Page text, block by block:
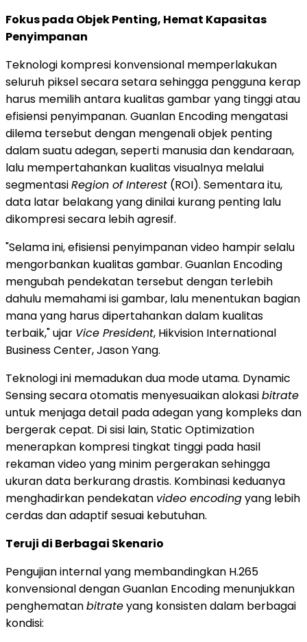
Fokus pada Objek Penting, Hemat Kapasitas
Penyimpanan
Teknologi kompresi konvensional memperlakukan
seluruh piksel secara setara sehingga pengguna kerap
harus memilih antara kualitas gambar yang tinggi atau
efisiensi penyimpanan. Guanlan Encoding mengatasi
dilema tersebut dengan mengenali objek penting
dalam suatu adegan, seperti manusia dan kendaraan,
lalu mempertahankan kualitas visualnya melalui
segmentasiRegion of Interest (ROI). Sementara itu,
data latar belakang yang dinilai kurang penting lalu
dikompresi secara lebih agresif.
"Selama ini, efisiensi penyimpanan video hampir selalu
mengorbankan kualitas gambar. Guanlan Encoding
mengubah pendekatan tersebut dengan terlebih
dahulu memahami isi gambar, lalu menentukan bagian
mana yang harus dipertahankan dalam kualitas
terbaik," ujar Vice President, Hikvision International
Business Center, Jason Yang.
Teknologi ini memadukan dua mode utama. Dynamic
Sensing secara otomatis menyesuaikan alokasibitrate
untuk menjaga detail pada adegan yang kompleks dan
bergerak cepat. Di sisi lain, Static Optimization
menerapkan kompresi tingkat tinggi pada hasil
rekaman video yang minim pergerakan sehingga
ukuran data berkurang drastis. Kombinasi keduanya
menghadirkan pendekatan video encodingyang lebih
cerdas dan adaptif sesuai kebutuhan.
Teruji di Berbagai Skenario
Pengujian internal yang membandingkan H.265
konvensional dengan Guanlan Encoding menunjukkan
penghematanbitrateyang konsisten dalam berbagai
kondisi: